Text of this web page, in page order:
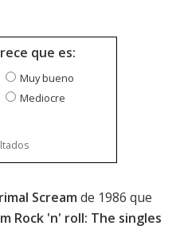
que es:
Muy bueno
Mediocre
Scream de 1986 que
Rock 'n' roll: The singles